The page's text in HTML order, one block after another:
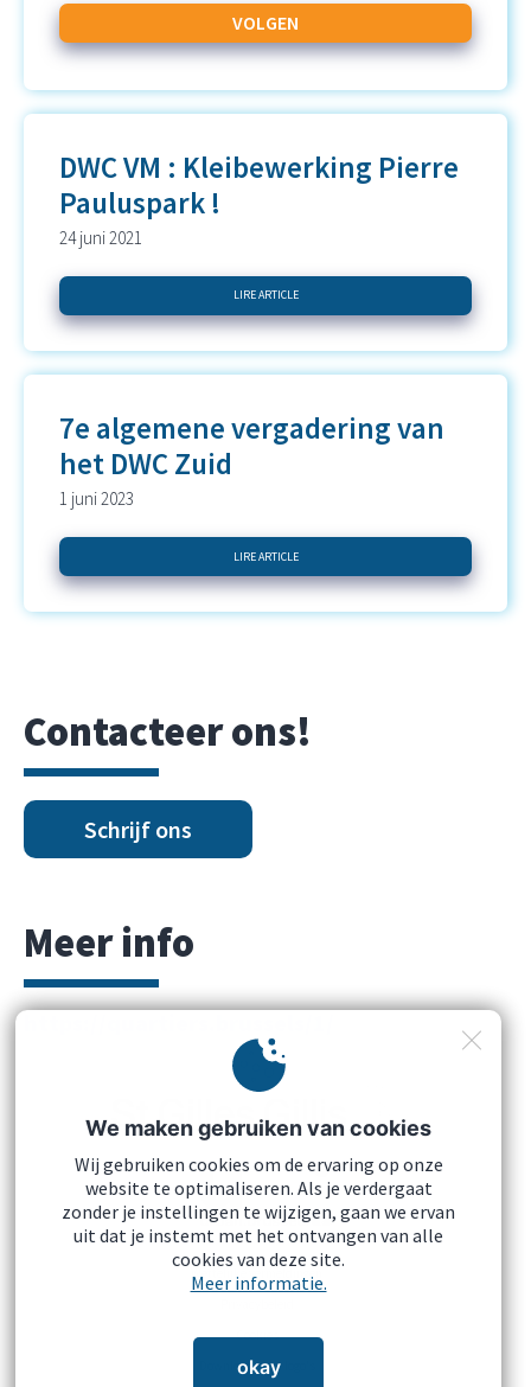
DWC VM : Kleibewerking Pierre
Pauluspark !
24 juni 2021
LIRE ARTICLE
7e algemene vergadering van
het DWC Zuid
1 juni 2023
LIRE ARTICLE
Contacteer ons!
Schrijf ons
Meer info
Wettelijke vermeldingen
Cookies
Download onze logo's
We maken gebruiken van cookies
Wij gebruiken cookies om de ervaring op onze
website te optimaliseren. Als je verdergaat
zonder je instellingen te wijzigen, gaan we ervan
uit dat je instemt met het ontvangen van alle
cookies van deze site.
Meer informatie.
okay